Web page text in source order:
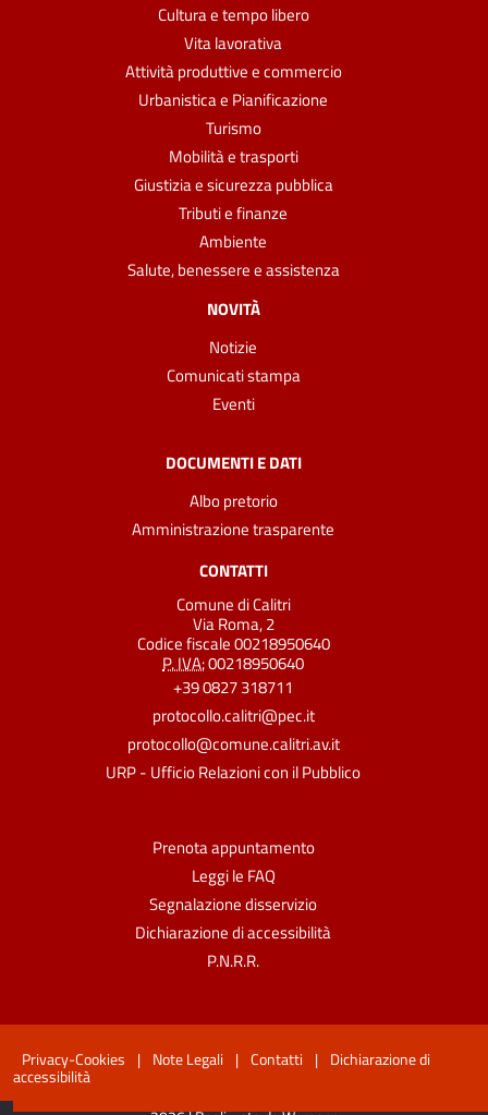
Cultura e tempo libero
Vita lavorativa
Attività produttive e commercio
Urbanistica e Pianificazione
Turismo
Mobilità e trasporti
Giustizia e sicurezza pubblica
Tributi e finanze
Ambiente
Salute, benessere e assistenza
NOVITÀ
Notizie
Comunicati stampa
Eventi
DOCUMENTI E DATI
Albo pretorio
Amministrazione trasparente
CONTATTI
Comune di Calitri
Via Roma, 2
Codice fiscale 00218950640
P. IVA:00218950640
+39 0827 318711
protocollo.calitri@pec.it
protocollo@comune.calitri.av.it
URP - Ufficio Relazioni con il Pubblico
Prenota appuntamento
Leggi le FAQ
Segnalazione disservizio
Dichiarazione di accessibilità
P.N.R.R.
Privacy-Cookies | Note Legali | Contatti | Dichiarazione di
accessibilità